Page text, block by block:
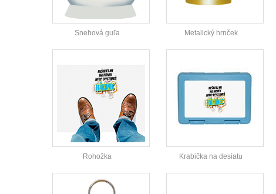
Snehová guľa Metalický hrnček
Rohožka Krabička na desiatu